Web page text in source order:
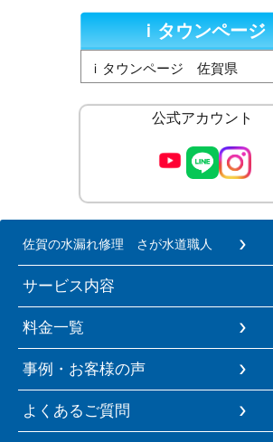
ｉタウンページ
ｉタウンページ 佐賀県
公式アカウント
佐賀の水漏れ修理 さが水道職人
サービス内容
料金一覧
事例・お客様の声
よくあるご質問